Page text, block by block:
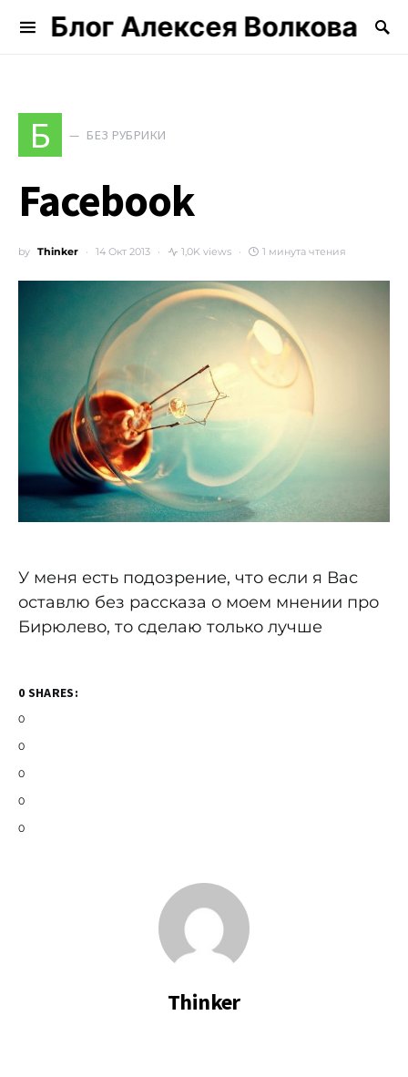
Блог Алексея Волкова
Search for:
Б БЕЗ РУБРИКИ
Facebook
by Thinker 14 Окт 2013 1,0K views 1 минута чтения
У меня есть подозрение, что если я Вас
оставлю без рассказа о моем мнении про
Бирюлево, то сделаю только лучше
0 SHARES:
0
0
0
0
0
Thinker